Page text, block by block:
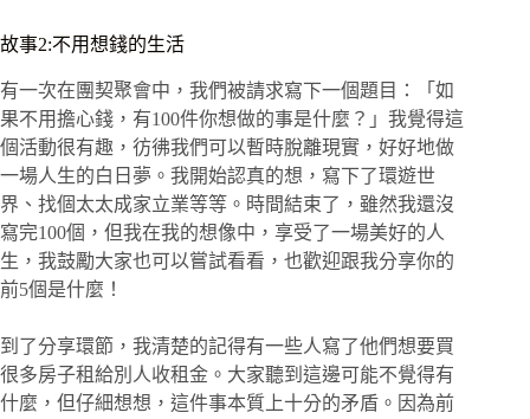
故事2:不用想錢的生活
有一次在團契聚會中，我們被請求寫下一個題目：「如
果不用擔心錢，有100件你想做的事是什麼？」我覺得這
個活動很有趣，彷彿我們可以暫時脫離現實，好好地做
一場人生的白日夢。我開始認真的想，寫下了環遊世
界、找個太太成家立業等等。時間結束了，雖然我還沒
寫完100個，但我在我的想像中，享受了一場美好的人
生，我鼓勵大家也可以嘗試看看，也歡迎跟我分享你的
前5個是什麼！
到了分享環節，我清楚的記得有一些人寫了他們想要買
很多房子租給別人收租金。大家聽到這邊可能不覺得有
什麼，但仔細想想，這件事本質上十分的矛盾。因為前